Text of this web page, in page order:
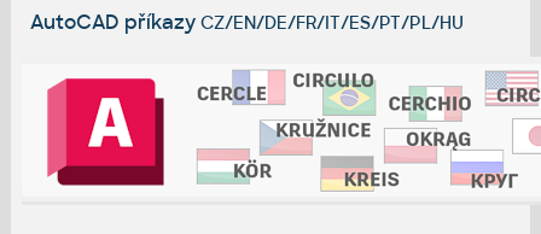
AutoCAD příkazy CZ/EN/DE/FR/IT/ES/PT/PL/HU